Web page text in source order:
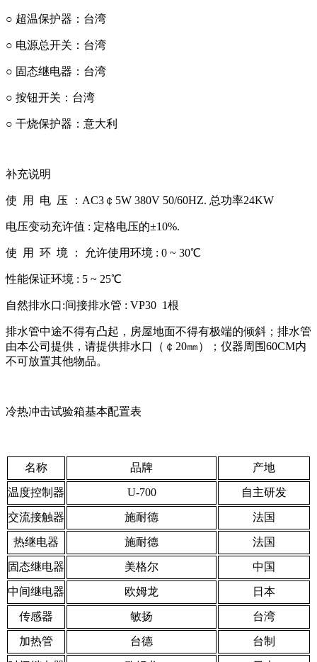
○ 超温保护器：台湾
○ 电源总开关：台湾
○ 固态继电器：台湾
○ 按钮开关：台湾
○ 干烧保护器：意大利
补充说明
使 用 电 压 ：AC3￠5W 380V 50/60HZ. 总功率24KW
电压变动充许值 : 定格电压的±10%.
使 用 环 境 ： 允许使用环境 : 0 ~ 30℃
性能保证环境 : 5 ~ 25℃
自然排水口:间接排水管 : VP30 1根
排水管中途不得有凸起，房屋地面不得有极端的倾斜；排水管
由本公司提供，请提供排水口（￠20㎜）；仪器周围60CM内
不可放置其他物品。
冷热冲击试验箱基本配置表
名称 品牌 产地
温度控制器 U-700 自主研发
交流接触器 施耐德 法国
热继电器 施耐德 法国
固态继电器 美格尔 中国
中间继电器 欧姆龙 日本
传感器 敏扬 台湾
加热管 台德 台制